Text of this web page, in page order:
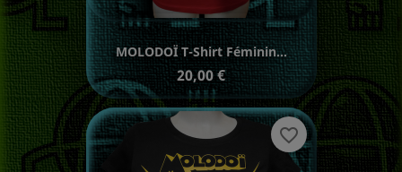
MOLODOÏ T-Shirt Féminin...
Prix
20,00 €
favorite_border